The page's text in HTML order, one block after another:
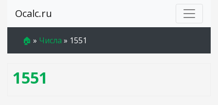
Ocalc.ru
🏠 » Числа » 1551
1551